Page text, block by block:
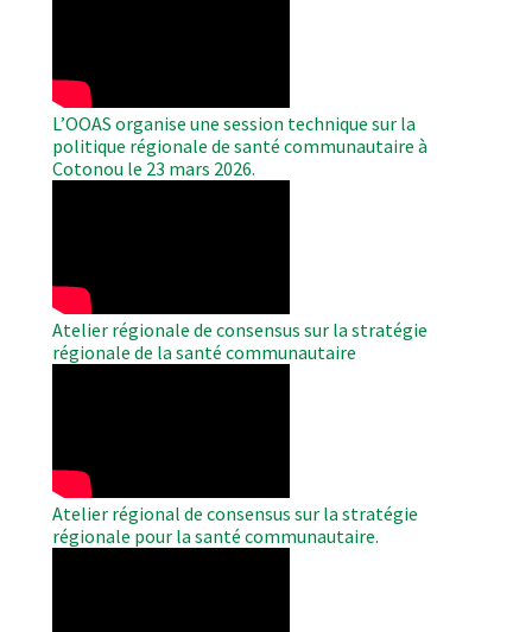
L’OOAS organise une session technique sur la
politique régionale de santé communautaire à
Cotonou le 23 mars 2026.
Atelier régionale de consensus sur la stratégie
régionale de la santé communautaire
Atelier régional de consensus sur la stratégie
régionale pour la santé communautaire.